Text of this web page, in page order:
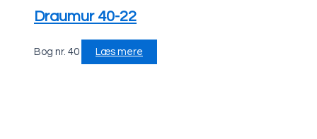
Draumur 40-22
Bog nr. 40 Læs mere